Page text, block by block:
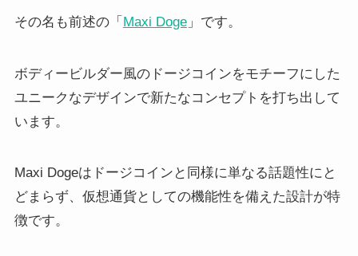
その名も前述の「 Maxi Doge」です。
ボディービルダー風のドージコインをモチーフにした
ユニークなデザインで新たなコンセプトを打ち出して
います。
Maxi Dogeはドージコインと同様に単なる話題性にと
どまらず、仮想通貨としての機能性を備えた設計が特
徴です。